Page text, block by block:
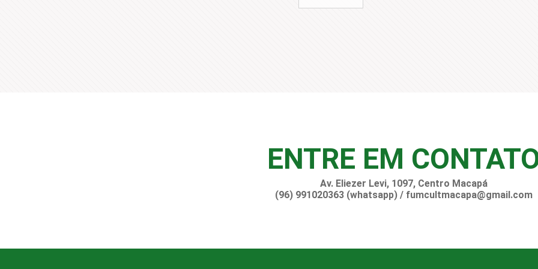
ENTRE EM
Av. Eliezer Levi, 1097, Centro Macapá
(96) 991020363 (whatsapp) / fumcultmacapa@gmail.com